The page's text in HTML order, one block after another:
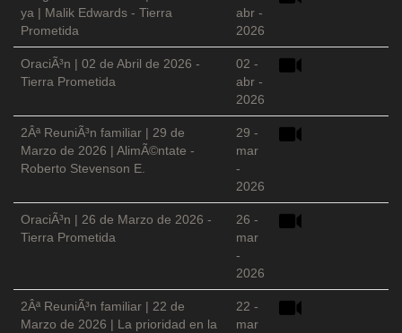
ya | Malik Edwards - Tierra
Prometida
abr -
2026
OraciÃ³n | 02 de Abril de 2026 -
Tierra Prometida
02 -
abr -
2026
2Âª ReuniÃ³n familiar | 29 de
Marzo de 2026 | AlimÃ©ntate -
Roberto Stevenson E.
29 -
mar
-
2026
OraciÃ³n | 26 de Marzo de 2026 -
Tierra Prometida
26 -
mar
-
2026
2Âª ReuniÃ³n familiar | 22 de
Marzo de 2026 | La prioridad en la
22 -
mar